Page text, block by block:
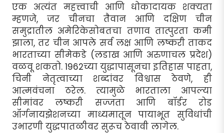
एक अत्यंत महत्त्वाची आणि धोकादायक शक्यता
म्हणजे, जर चीनचा तैवान आणि दक्षिण चीन
समुद्रातील अमेरिकेसोबतचा तणाव तात्पुरता कमी
झाला, तर चीन आपले सर्व लक्ष आणि लष्करी ताकद
भारताच्या सीमेकडे (लडाख आणि अरुणाचल प्रदेश)
वळवू शकतो. 1962च्या युद्धापासूनचा इतिहास पाहता,
चिनी नेतृत्वाच्या शब्दांवर विश्वास ठेवणे, ही
आत्मवंचना ठरेल. त्यामुळे भारताला आपल्या
सीमांवर लष्करी सज्जता आणि बॉर्डर रोड
ऑर्गनायझेशनच्या माध्यमातून पायाभूत सुविधांची
उभारणी युद्धपातळीवर सुरूच ठेवावी लागेल.